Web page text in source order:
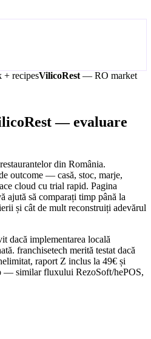
recipesVilicoRest — RO market
— evaluare
din România.
outcome — casă, stoc, marje,
cloud cu trial rapid. Pagina
ajută să comparați timp până la
și cât de mult reconstruiți adevărul
dacă implementarea locală
franchisetech merită testat dacă
raport Z inclus la 49€ și
— similar fluxului RezoSoft/hePOS,